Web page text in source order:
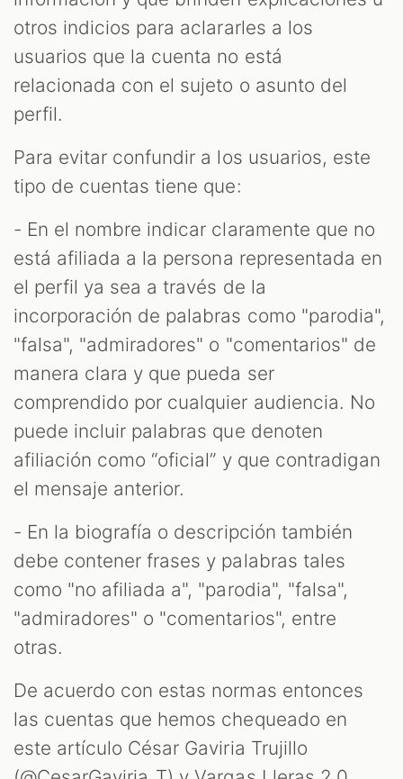
otros indicios para aclararles a los
usuarios que la cuenta no está
relacionada con el sujeto o asunto del
perfil.
Para evitar confundir a los usuarios, este
tipo de cuentas tiene que:
- En el nombre indicar claramente que no
está afiliada a la persona representada en
el perfil ya sea a través de la
incorporación de palabras como "parodia",
"falsa", "admiradores" o "comentarios" de
manera clara y que pueda ser
comprendido por cualquier audiencia. No
puede incluir palabras que denoten
afiliación como “oficial” y que contradigan
el mensaje anterior.
- En la biografía o descripción también
debe contener frases y palabras tales
como "no afiliada a", "parodia", "falsa",
"admiradores" o "comentarios", entre
otras.
De acuerdo con estas normas entonces
las cuentas que hemos chequeado en
este artículo César Gaviria Trujillo